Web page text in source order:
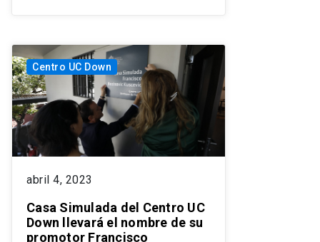
Centro UC Down
abril 4, 2023
Casa Simulada del Centro UC
Down llevará el nombre de su
promotor Francisco